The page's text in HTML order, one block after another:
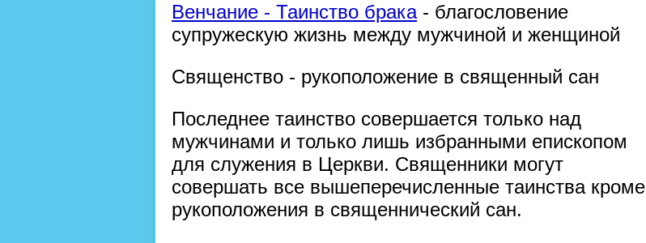
Венчание - Таинство брака- благословение
супружескую жизнь между мужчиной и женщиной
Священство - рукоположение в священный сан
Последнее таинство совершается только над
мужчинами и только лишь избранными епископом
для служения в Церкви. Священники могут
совершать все вышеперечисленные таинства кроме
рукоположения в священнический сан.